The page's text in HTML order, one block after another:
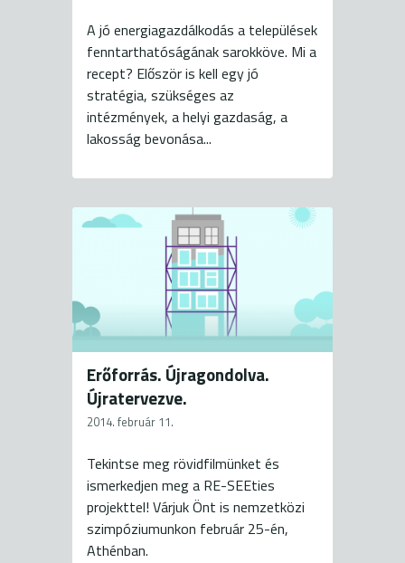
A jó energiagazdálkodás a települések
fenntarthatóságának sarokköve. Mi a
recept? Először is kell egy jó
stratégia, szükséges az
intézmények, a helyi gazdaság, a
lakosság bevonása...
Erőforrás. Újragondolva.
Újratervezve.
2014. február 11.
Tekintse meg rövidfilmünket és
ismerkedjen meg a RE-SEEties
projekttel! Várjuk Önt is nemzetközi
szimpóziumunkon február 25-én,
Athénban.